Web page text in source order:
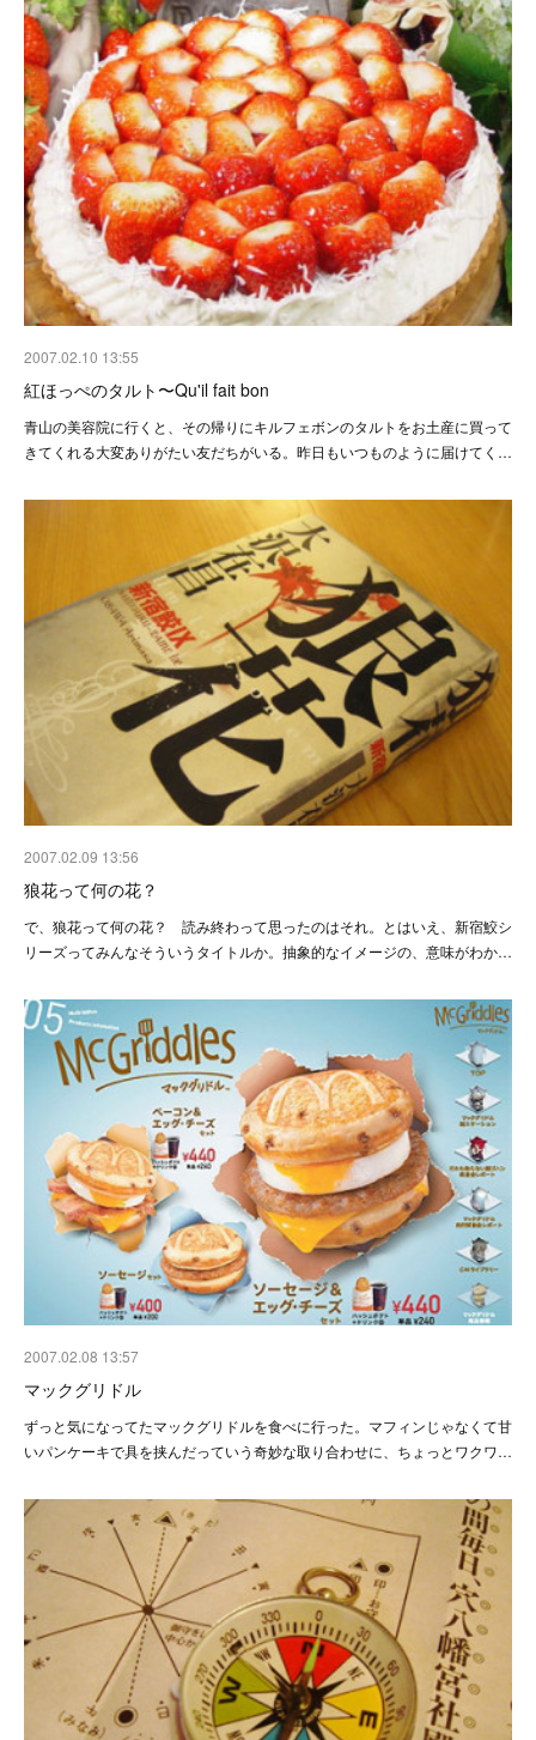
2007.02.10 13:55
紅ほっぺのタルト〜Qu'il fait bon
青山の美容院に行くと、その帰りにキルフェボンのタルトをお土産に買って
きてくれる大変ありがたい友だちがいる。昨日もいつものように届けてく…
2007.02.09 13:56
狼花って何の花？
で、狼花って何の花？ 読み終わって思ったのはそれ。とはいえ、新宿鮫シ
リーズってみんなそういうタイトルか。抽象的なイメージの、意味がわか…
2007.02.08 13:57
マックグリドル
ずっと気になってたマックグリドルを食べに行った。マフィンじゃなくて甘
いパンケーキで具を挟んだっていう奇妙な取り合わせに、ちょっとワクワ…